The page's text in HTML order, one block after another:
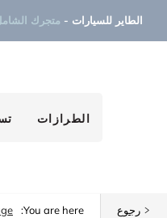
الطاير للسيارات - متجرك
الطرازات
رجوع You are here: